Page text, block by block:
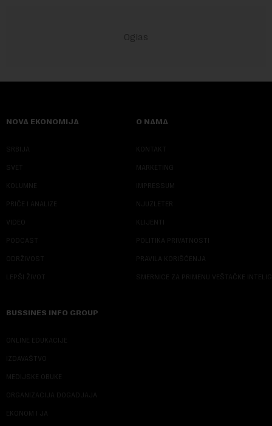
NOVA EKONOMIJA
SRBIJA
SVET
KOLUMNE
PRIČE I ANALIZE
VIDEO
PODCAST
ODRŽIVOST
LEPŠI ŽIVOT
O NAMA
KONTAKT
MARKETING
IMPRESSUM
NJUZLETER
KLIJENTI
POLITIKA PRIVATNOSTI
PRAVILA KORIŠĆENJA
SMERNICE ZA PRIMENU VEŠTAČKE
BUSSINES INFO GROUP
ONLINE EDUKACIJE
IZDAVAŠTVO
MEDIJSKE OBUKE
ORGANIZACIJA DOGADJAJA
EKONOM I JA